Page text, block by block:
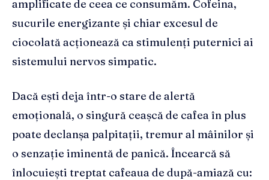
amplificate de ceea ce consumăm. Cofeina,
sucurile energizante și chiar excesul de
ciocolată acționează ca stimulenți puternici ai
sistemului nervos simpatic.
Dacă ești deja într-o stare de alertă
emoțională, o singură ceașcă de cafea în plus
poate declanșa palpitații, tremur al mâinilor și
o senzație iminentă de panică. Încearcă să
înlocuiești treptat cafeaua de după-amiază cu: